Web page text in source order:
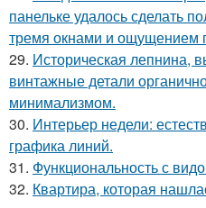
панельке удалось сделать
тремя окнами и ощущением
29. Историческая лепнина,
винтажные детали
минимализмом.
30. Интерьер недели:
графика линий.
31. Функциональность с
32. Квартира, которая